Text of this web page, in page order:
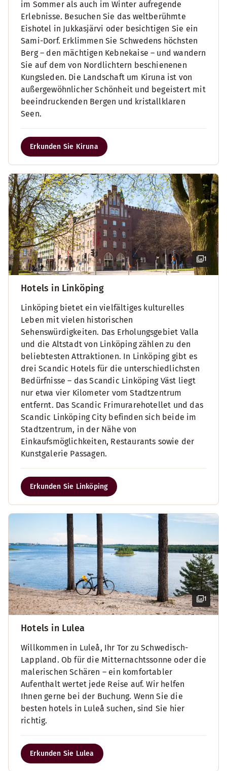
im Sommer als auch im Winter aufregende
Erlebnisse. Besuchen Sie das weltberühmte
Eishotel in Jukkasjärvi oder besichtigen Sie ein
Sami-Dorf. Erklimmen Sie Schwedens höchsten
Berg – den mächtigen Kebnekaise – und wandern
Sie auf dem von Nordlichtern beschienenen
Kungsleden. Die Landschaft um Kiruna ist von
außergewöhnlicher Schönheit und begeistert mit
beeindruckenden Bergen und kristallklaren
Seen.
Erkunden Sie Kiruna
1
Hotels in Linköping
Linköping bietet ein vielfältiges kulturelles
Leben mit vielen historischen
Sehenswürdigkeiten. Das Erholungsgebiet Valla
und die Altstadt von Linköping zählen zu den
beliebtesten Attraktionen. In Linköping gibt es
drei Scandic Hotels für die unterschiedlichsten
Bedürfnisse – das Scandic Linköping Väst liegt
nur etwa vier Kilometer vom Stadtzentrum
entfernt. Das Scandic Frimurarehotellet und das
Scandic Linköping City befinden sich beide im
Stadtzentrum, in der Nähe von
Einkaufsmöglichkeiten, Restaurants sowie der
Kunstgalerie Passagen.
Erkunden Sie Linköping
1
Hotels in Lulea
Willkommen in Luleå, Ihr Tor zu Schwedisch-
Lappland. Ob für die Mitternachtssonne oder die
malerischen Schären – ein komfortabler
Aufenthalt wertet jede Reise auf. Wir helfen
Ihnen gerne bei der Buchung. Wenn Sie die
besten hotels in Luleå suchen, sind Sie hier
richtig.
Erkunden Sie Lulea